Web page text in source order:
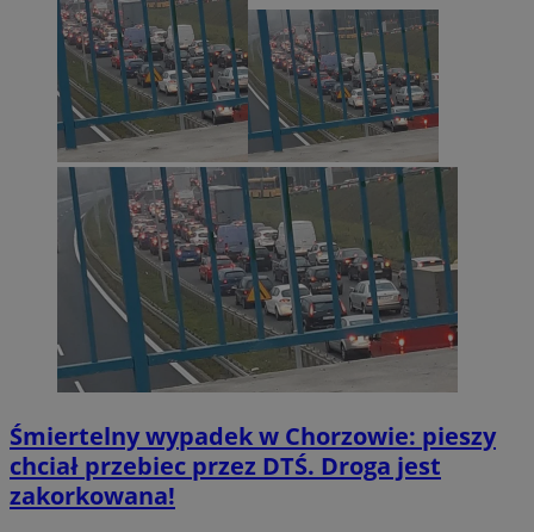
Śmiertelny wypadek w Chorzowie: pieszy
chciał przebiec przez DTŚ. Droga jest
zakorkowana!